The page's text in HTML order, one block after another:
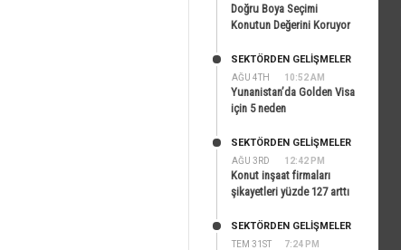
Doğru Boya Seçimi
Konutun Değerini Koruyor
AĞU 4TH 10:52 AM
SEKTÖRDEN GELIŞMELER
Yunanistan’da Golden Visa
için 5 neden
AĞU 3RD 12:42 PM
SEKTÖRDEN GELIŞMELER
Konut inşaat firmaları
şikayetleri yüzde 127 arttı
TEM 31ST 7:24 PM
SEKTÖRDEN GELIŞMELER